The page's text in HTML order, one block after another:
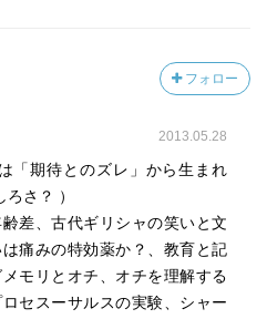
フォロー
2013.05.28
「期待とのズレ」から生まれ
さ？ ）
差、古代ギリシャの笑いと文
痛みの特効薬か？、教育と記
モリとオチ、オチを理解する
セスーサルスの実験、シャー